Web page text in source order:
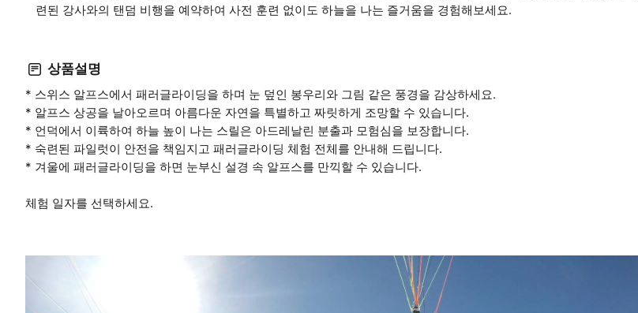
련된 강사와의 탠덤 비행을 예약하여 사전 훈련 없이도 하늘을 나는 즐거움을 경험해보세요.
상품설명
* 스위스 알프스에서 패러글라이딩을 하며 눈 덮인 봉우리와 그림 같은 풍경을 감상하세요.
* 알프스 상공을 날아오르며 아름다운 자연을 특별하고 짜릿하게 조망할 수 있습니다.
* 언덕에서 이륙하여 하늘 높이 나는 스릴은 아드레날린 분출과 모험심을 보장합니다.
* 숙련된 파일럿이 안전을 책임지고 패러글라이딩 체험 전체를 안내해 드립니다.
* 겨울에 패러글라이딩을 하면 눈부신 설경 속 알프스를 만끽할 수 있습니다.
체험 일자를 선택하세요.